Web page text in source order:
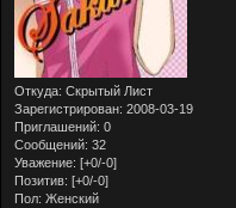
Откуда: Скрытый Лист
Зарегистрирован: 2008-03-19
Приглашений: 0
Сообщений: 32
Уважение: [+0/-0]
Позитив: [+0/-0]
Пол: Женский